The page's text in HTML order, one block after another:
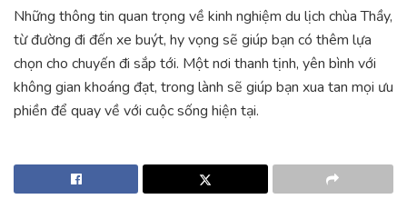
Những thông tin quan trọng về kinh nghiệm du lịch chùa Thầy,
từ đường đi đến xe buýt, hy vọng sẽ giúp bạn có thêm lựa
chọn cho chuyến đi sắp tới. Một nơi thanh tịnh, yên bình với
không gian khoáng đạt, trong lành sẽ giúp bạn xua tan mọi ưu
phiền để quay về với cuộc sống hiện tại.